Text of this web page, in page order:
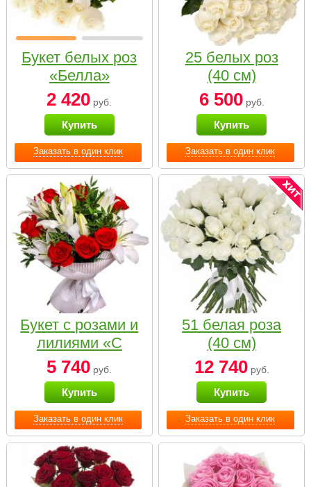
Заказать в один клик
Букет белых роз
«Белла»
2 420 руб.
Купить
Заказать в один клик
25 белых роз
(40 см)
6 500руб.
Купить
Заказать в один клик
Букет с розами и
лилиями «С
наилучшими
пожеланиями»
5 740 руб.
Купить
Заказать в один клик
51 белая роза
(40 см)
12 740руб.
Купить